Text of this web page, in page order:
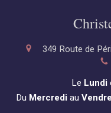
349 Route de
Le Lundi
Du Mercrediau